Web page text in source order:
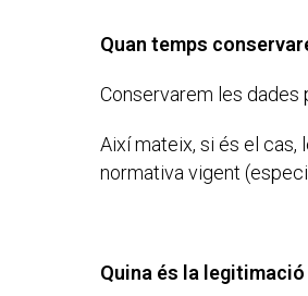
Quan temps
Conservarem les dades
Així mateix, si és el
normativa vigent
Quina és la